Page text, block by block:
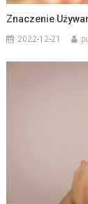
Znaczenie
2022-12-21